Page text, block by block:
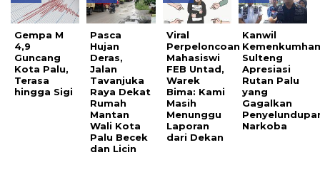
Gempa M
4,9
Guncang
Kota Palu,
Terasa
hingga Sigi
Pasca
Hujan
Deras,
Jalan
Tavanjuka
Raya Dekat
Rumah
Mantan
Wali Kota
Palu Becek
dan Licin
Viral
Perpeloncoan
Mahasiswi
FEB Untad,
Warek
Bima: Kami
Masih
Menunggu
Laporan
dari Dekan
Kanwil
Sulteng
Apresiasi
Rutan Palu
yang
Gagalkan
Narkoba